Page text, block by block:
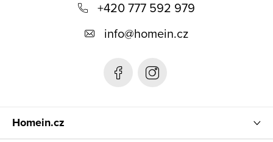
+420 777 592 979
info@homein.cz
Homein.cz